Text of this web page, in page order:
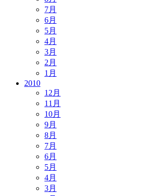
7月
6月
5月
4月
3月
2月
1月
2010
12月
11月
10月
9月
8月
7月
6月
5月
4月
3月